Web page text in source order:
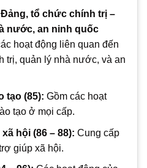
tổ chức chính trị –
nước, an ninh quốc
hoạt động liên quan đến
trị, quản lý nhà nước, và an
tạo (85): Gồm các hoạt
tạo ở mọi cấp.
hội (86 – 88): Cung cấp
giúp xã hội.